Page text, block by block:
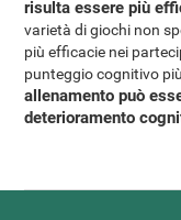
risulta essere più
varietà di giochi non
più efficacie nei
punteggio cognitivo
allenamento può
deterioramento